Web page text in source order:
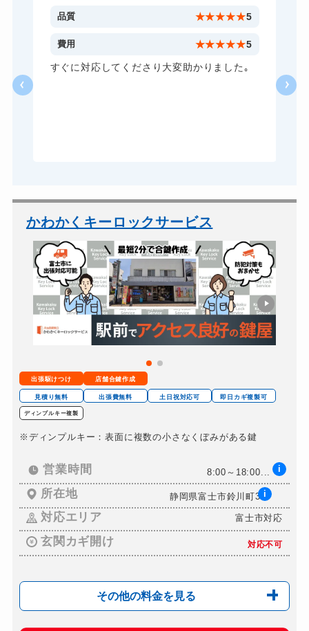
金庫カギ修理 11,000円～(税込)
8,800円～(税込)
10,780円～(税込)
品質 ★★★★★5
費用 ★★★★★5
すぐに対応してくださり大変助かりました｡
かわかくキーロックサービス
出張駆けつけ 店舗合鍵作成
見積り無料 出張費無料 土日祝対応可 即日カギ複製可
ディンプルキー複製
※ディンプルキー：表面に複数の小さなくぼみがある鍵
営業時間 8:00～18:00... i
所在地 静岡県富士市鈴川町3...
i
対応エリア 富士市対応
玄関カギ開け 対応不可
その他の料金を見る